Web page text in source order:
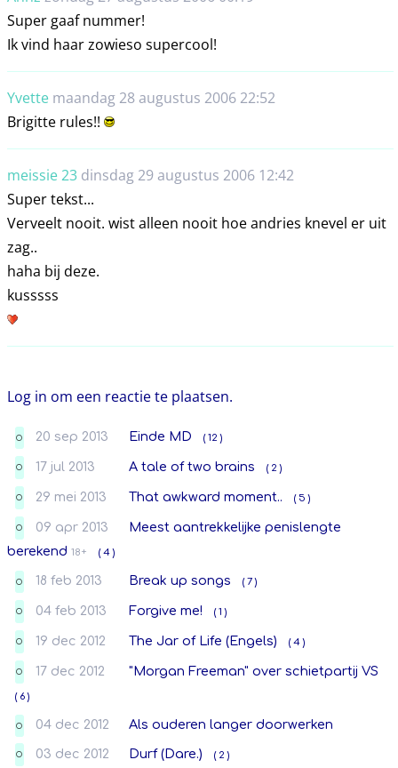
Super gaaf nummer!
Ik vind haar zowieso supercool!
Yvette maandag 28 augustus 2006 22:52
Brigitte rules!!
meissie 23 dinsdag 29 augustus 2006 12:42
Super tekst...
Verveelt nooit. wist alleen nooit hoe andries knevel er uit
zag..
haha bij deze.
kusssss
Log in om een reactie te plaatsen.
O 20 sep 2013 Einde MD ( 12 )
O 17 jul 2013 A tale of two brains ( 2 )
O 29 mei 2013 That awkward moment.. ( 5 )
O 09 apr 2013
Meest aantrekkelijke penislengte
berekend 18+ ( 4 )
O 18 feb 2013 Break up songs ( 7 )
O 04 feb 2013 Forgive me! ( 1 )
O 19 dec 2012 The Jar of Life (Engels) ( 4 )
O 17 dec 2012 "Morgan Freeman" over schietpartij VS
( 6 )
O 04 dec 2012 Als ouderen langer doorwerken
O 03 dec 2012 Durf (Dare.) ( 2 )